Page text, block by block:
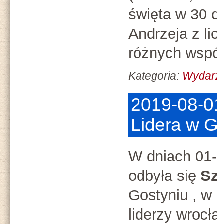
święta w 30
Andrzeja z
różnych
Kategoria:
2019-08-
Lidera w
W dniach
odbyła się
Gostyniu , w
liderzy